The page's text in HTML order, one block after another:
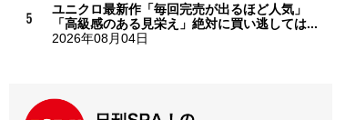
ユニクロ最新作「毎回完売が出るほど人気」
「高級感のある見栄え」絶対に買い逃しては...
2026年08月04日